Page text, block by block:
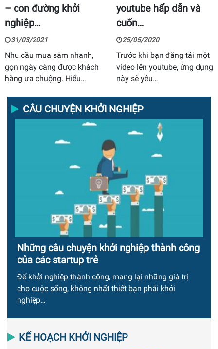
– con đường khởi
nghiệp…
31/03/2021
Nhu cầu mua sắm nhanh,
gọn ngày càng được khách
hàng ưa chuộng. Hiểu…
youtube hấp dẫn và
cuốn…
25/05/2020
Trước khi bạn đăng tải một
video lên youtube, ứng dụng
này sẽ yêu…
CÂU CHUYỆN KHỞI NGHIỆP
Những câu chuyện khởi nghiệp thành công
của các startup trẻ
Để khởi nghiệp thành công, mang lại những giá trị
cho cuộc sống, không nhất thiết bạn phải khởi
nghiệp…
KẾ HOẠCH KHỞI NGHIỆP